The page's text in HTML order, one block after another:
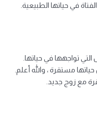
في حياتها الطبيعية.
تواجهها في حياتها.
مستقرة ، والله أعلم.
مع زوج جديد.